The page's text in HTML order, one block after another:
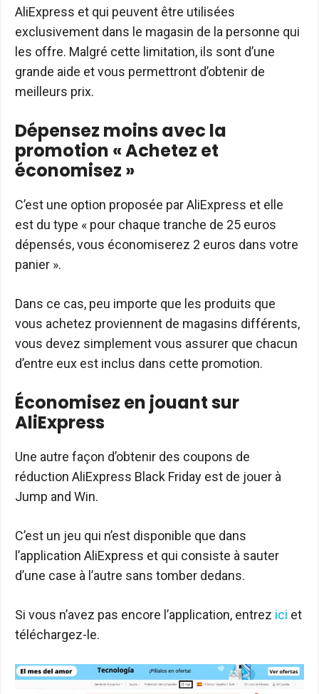
AliExpress et qui peuvent être utilisées
exclusivement dans le magasin de la personne qui
les offre. Malgré cette limitation, ils sont d’une
grande aide et vous permettront d’obtenir de
meilleurs prix.
Dépensez moins avec la
promotion « Achetez et
économisez »
C’est une option proposée par AliExpress et elle
est du type « pour chaque tranche de 25 euros
dépensés, vous économiserez 2 euros dans votre
panier ».
Dans ce cas, peu importe que les produits que
vous achetez proviennent de magasins différents,
vous devez simplement vous assurer que chacun
d’entre eux est inclus dans cette promotion.
Économisez en jouant sur
AliExpress
Une autre façon d’obtenir des coupons de
réduction AliExpress Black Friday est de jouer à
Jump and Win.
C’est un jeu qui n’est disponible que dans
l’application AliExpress et qui consiste à sauter
d’une case à l’autre sans tomber dedans.
Si vous n’avez pas encore l’application, entrez ici et
téléchargez-le.